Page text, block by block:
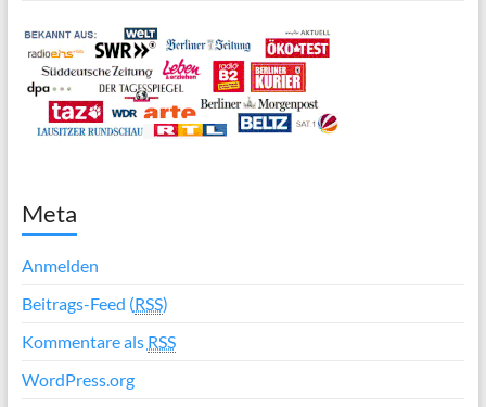
Meta
Anmelden
Beitrags-Feed (RSS)
Kommentare als RSS
WordPress.org